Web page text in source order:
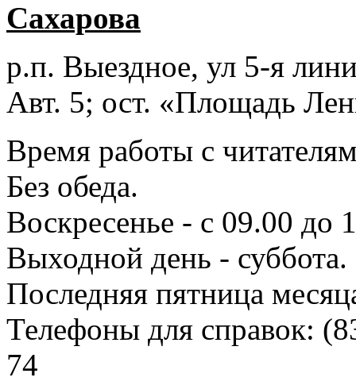
Сахарова
р.п. Выездное, ул 5-я
Авт. 5; ост. «Площадь
Время работы с
Без обеда.
Воскресенье - с 09.00 до
Выходной день - суббота.
Последняя пятница
Телефоны для справок:
74